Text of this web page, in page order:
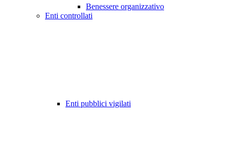
Benessere organizzativo
Enti controllati
Enti pubblici vigilati